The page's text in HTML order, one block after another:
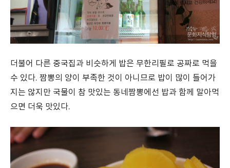
더불어 다른 중국집과 비슷하게 밥은 무한리필로 공짜로 먹을
수 있다. 짬뽕의 양이 부족한 것이 아니므로 밥이 많이 들어가
지는 않지만 국물이 참 맛있는 동네짬뽕에선 밥과 함께 말아먹
으면 더욱 맛있다.